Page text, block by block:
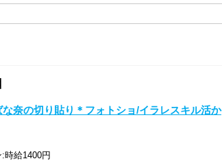
な奈の切り貼り＊フォトショ/イラレスキル活か
時給1400円